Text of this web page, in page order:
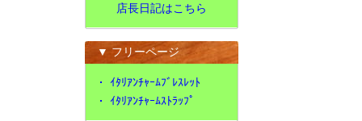
店長日記はこちら
▼ フリーページ
・ ｲﾀﾘｱﾝﾁｬｰﾑﾌﾞﾚｽﾚｯﾄ
・ ｲﾀﾘｱﾝﾁｬｰﾑｽﾄﾗｯﾌﾟ